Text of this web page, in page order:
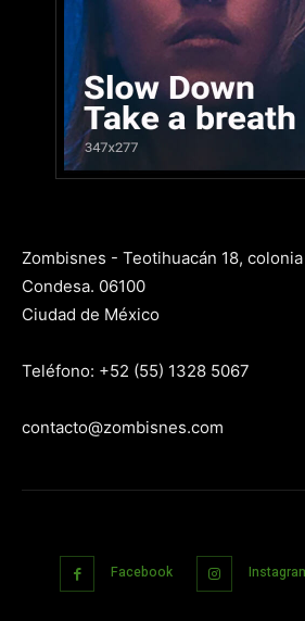
Zombisnes - Teotihuacán 18,
Condesa. 06100
Ciudad de México
Teléfono: +52 (55) 1328 5067
contacto@zombisnes.com
Facebook